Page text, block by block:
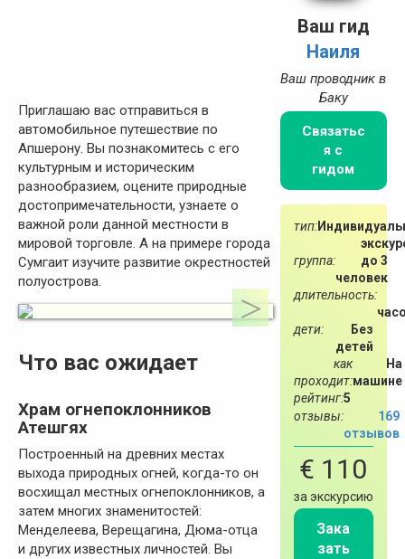
Ваш гид
Наиля
Ваш проводник в
Баку
Связатьс
я с
гидом
тип:
группа:
до 3
человек
длительность:
дети:
Без
детей
как
проходит:
На
машине
рейтинг:5
отзывы:
169
отзывов
€ 110
за экскурсию
Зака
зать
Приглашаю вас отправиться в
автомобильное путешествие по
Апшерону. Вы познакомитесь с его
культурным и историческим
разнообразием, оцените природные
достопримечательности, узнаете о
важной роли данной местности в
мировой торговле. А на примере города
Сумгаит изучите развитие окрестностей
полуострова.
Что вас ожидает
Храм огнепоклонников
Атешгях
Построенный на древних местах
выхода природных огней, когда-то он
восхищал местных огнепоклонников, а
затем многих знаменитостей:
Менделеева, Верещагина, Дюма-отца
и других известных личностей. Вы